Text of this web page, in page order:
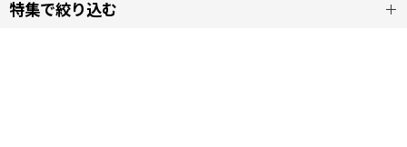
特集で絞り込む